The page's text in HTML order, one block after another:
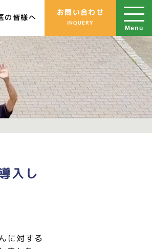
の皆様へ
お問い合わせ
INQUERY
Menu
入し
に対する